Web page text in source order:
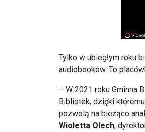
Tylko w ubiegłym roku
audiobooków. To
– W 2021 roku Gminna
Bibliotek, dzięki
pozwolą na bieżąco
Wioletta Olech,